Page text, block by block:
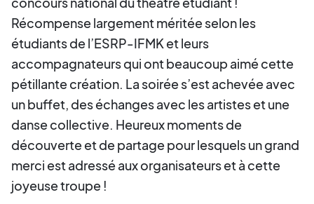
Récompense largement méritée selon les
étudiants de l’ESRP-IFMK et leurs
accompagnateurs qui ont beaucoup aimé cette
pétillante création. La soirée s’est achevée avec
un buffet, des échanges avec les artistes et une
danse collective. Heureux moments de
découverte et de partage pour lesquels un grand
merci est adressé aux organisateurs et à cette
joyeuse troupe !